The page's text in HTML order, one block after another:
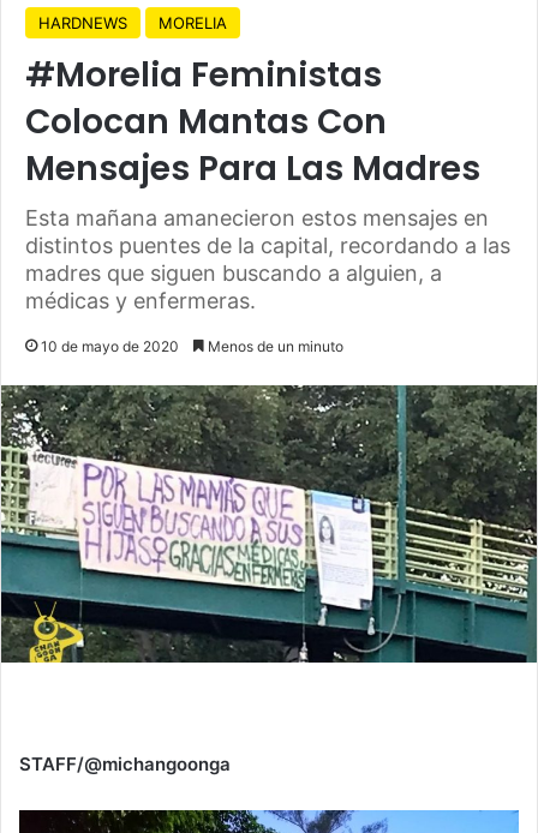
HARDNEWS MORELIA
#Morelia Feministas
Colocan Mantas Con
Mensajes Para Las Madres
Esta mañana amanecieron estos mensajes en
distintos puentes de la capital, recordando a las
madres que siguen buscando a alguien, a
médicas y enfermeras.
10 de mayo de 2020 Menos de un minuto
STAFF/@michangoonga